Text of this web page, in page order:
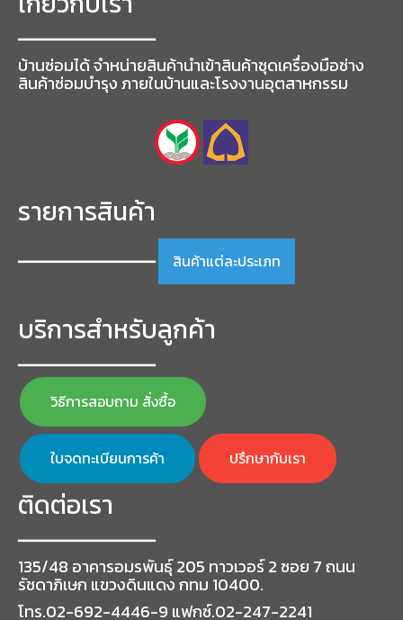
━━━━━━━━━━━━━━━━━
บ้านซ่อมได้ จำหน่ายสินค้านำเข้าสินค้าชุดเครื่องมือช่าง
สินค้าซ่อมบำรุง ภายในบ้านและโรงงานอุตสาหกรรม
รายการสินค้า
━━━━━━━━━━━━━━━━━ สินค้าแต่ละประเภท
บริการสำหรับลูกค้า
━━━━━━━━━━━━━━━━━
วิธีการสอบถาม สั่งซื้อ
ใบจดทะเบียนการค้า ปรึกษากับเรา
ติดต่อเรา
━━━━━━━━━━━━━━━━━
135/48 อาคารอมรพันธุ์ 205 ทาวเวอร์ 2 ซอย 7 ถนน
รัชดาภิเษก แขวงดินแดง กทม 10400.
โทร.02-692-4446-9 แฟกซ์.02-247-2241